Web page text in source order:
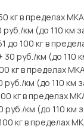
кг в пределах
км (до 110 км
до 100 кг в
30 руб./км (до 110
кг в пределах
руб./км (до 110 км
кг в пределах
руб./км (до 110 км
кг в пределах